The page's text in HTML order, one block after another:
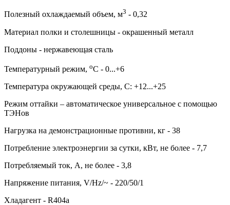
Полезный охлаждаемый объем, м3 - 0,32
Материал полки и столешницы - окрашенный металл
Поддоны - нержавеющая сталь
Температурный режим, оС - 0...+6
Температура окружающей среды, С: +12...+25
Режим оттайки – автоматическое универсальное с помощью
ТЭНов
Нагрузка на демонстрационные противни, кг - 38
Потребление электроэнергии за сутки, кВт, не более - 7,7
Потребляемый ток, А, не более - 3,8
Напряжение питания, V/Hz/~ - 220/50/1
Хладагент - R404а